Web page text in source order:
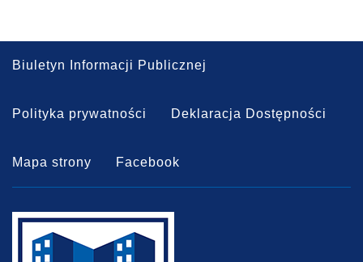
Biuletyn Informacji Publicznej
Polityka prywatności Deklaracja Dostępności
Mapa strony Facebook